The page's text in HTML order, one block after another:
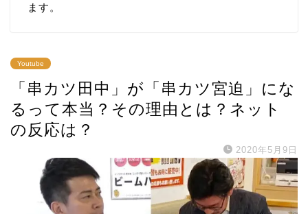
ます。
Youtube
「串カツ田中」が「串カツ宮迫」にな
るって本当？その理由とは？ネット
の反応は？
2020年5月9日